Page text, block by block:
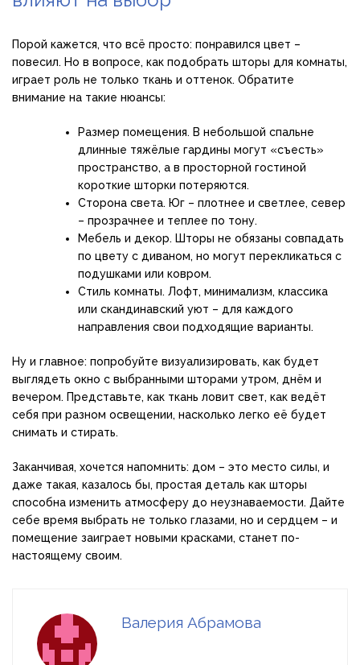
Порой кажется, что всё просто: понравился цвет –
повесил. Но в вопросе, как подобрать шторы для комнаты,
играет роль не только ткань и оттенок. Обратите
внимание на такие нюансы:
Размер помещения. В небольшой спальне
длинные тяжёлые гардины могут «съесть»
пространство, а в просторной гостиной
короткие шторки потеряются.
Сторона света. Юг – плотнее и светлее, север
– прозрачнее и теплее по тону.
Мебель и декор. Шторы не обязаны совпадать
по цвету с диваном, но могут перекликаться с
подушками или ковром.
Стиль комнаты. Лофт, минимализм, классика
или скандинавский уют – для каждого
направления свои подходящие варианты.
Ну и главное: попробуйте визуализировать, как будет
выглядеть окно с выбранными шторами утром, днём и
вечером. Представьте, как ткань ловит свет, как ведёт
себя при разном освещении, насколько легко её будет
снимать и стирать.
Заканчивая, хочется напомнить: дом – это место силы, и
даже такая, казалось бы, простая деталь как шторы
способна изменить атмосферу до неузнаваемости. Дайте
себе время выбрать не только глазами, но и сердцем – и
помещение заиграет новыми красками, станет по-
настоящему своим.
Валерия Абрамова